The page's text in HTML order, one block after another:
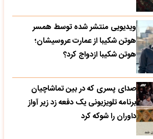
ویدیویی منتشر شده توسط همسر
هوتن شکیبا از عمارت عروسیشان؛
هوتن شکیبا ازدواج کرد؟
صدای پسری که در بین تماشاچیان
برنامه تلویزیونی یک دفعه زد زیر آواز
داوران را شوکه کرد